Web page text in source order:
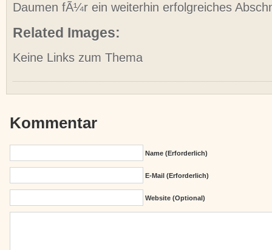
Daumen fÃ¼r ein weiterhin erfolgreiches
Related Images:
Keine Links zum Thema
Kommentar
Name (erforderlich)
E-Mail (erforderlich)
Website (Optional)